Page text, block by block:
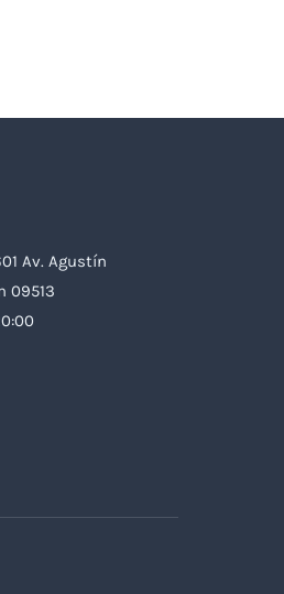
Av. Agustín
09513